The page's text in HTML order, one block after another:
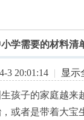
学需要的材料清
3 20:01:14 | 显示
孩子的家庭越来
或者是带着大